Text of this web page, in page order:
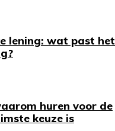
lening: wat past het
huren voor de
keuze is